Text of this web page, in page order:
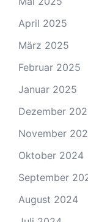
April 2025
März 2025
Februar 2025
Januar 2025
Dezember
November
Oktober 2024
September
August 2024